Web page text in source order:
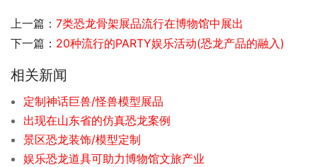
上一篇： 7类恐龙骨架展品流行在博物馆中展出
下一篇： 20种流行的PARTY娱乐活动(恐龙产品的融入)
相关新闻
定制神话巨兽/怪兽模型展品
出现在山东省的仿真恐龙案例
景区恐龙装饰/模型定制
娱乐恐龙道具可助力博物馆文旅产业